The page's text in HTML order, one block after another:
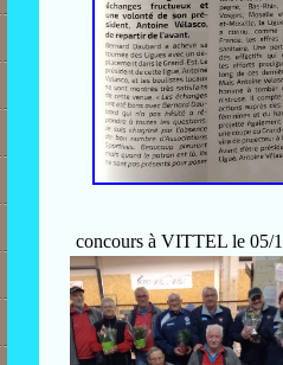
concours à VITTEL le 05/